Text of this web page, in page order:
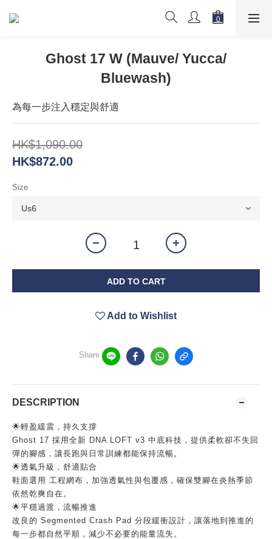
Ghost 17 W (Mauve/ Yucca/
Bluewash)
為每一步注入穩定與舒適
HK$1,090.00
HK$872.00
Size
ADD TO CART
Add to Wishlist
Share
DESCRIPTION
🌟輕盈緩震，持久支撐
Ghost 17 採用全新 DNA LOFT v3 中底科技，提供柔軟卻不失回
彈的腳感，讓長跑與日常訓練都能保持流暢。
🌟透氣升級，舒適貼合
鞋面選用 工程網布，加強透氣性與包覆感，確保雙腳在炎熱季節
依然乾爽自在。
🌟平穩過渡，流暢推進
改良的 Segmented Crash Pad 分段緩衝設計，讓落地到推進的
每一步都自然平順，減少不必要的能量流失。